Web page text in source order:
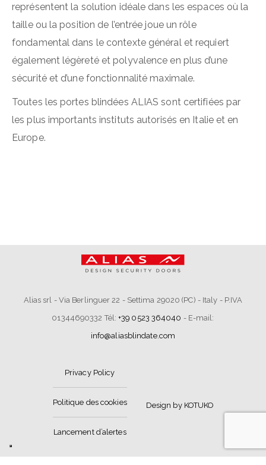
représentent la solution idéale dans les espaces où la
taille ou la position de l’entrée joue un rôle
fondamental dans le contexte général et requiert
également légèreté et polyvalence en plus d’une
sécurité et d’une fonctionnalité maximale.
Toutes les portes blindées ALIAS sont certifiées par
les plus importants instituts autorisés en Italie et en
Europe.
Alias srl - Via Berlinguer 22 - Settima 29020 (PC) - Italy - P.IVA
01344690332 Tél:+39 0523 364040 - E-mail:
info@aliasblindate.com
Privacy Policy
Politique des cookies
Lancement d’alertes
Design by KOTUKO